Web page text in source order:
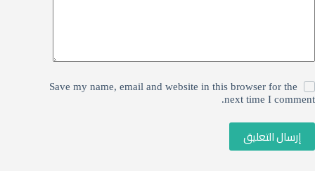
Save my name, email and website in this browser for the
next time I comment.
إرسال التعليق